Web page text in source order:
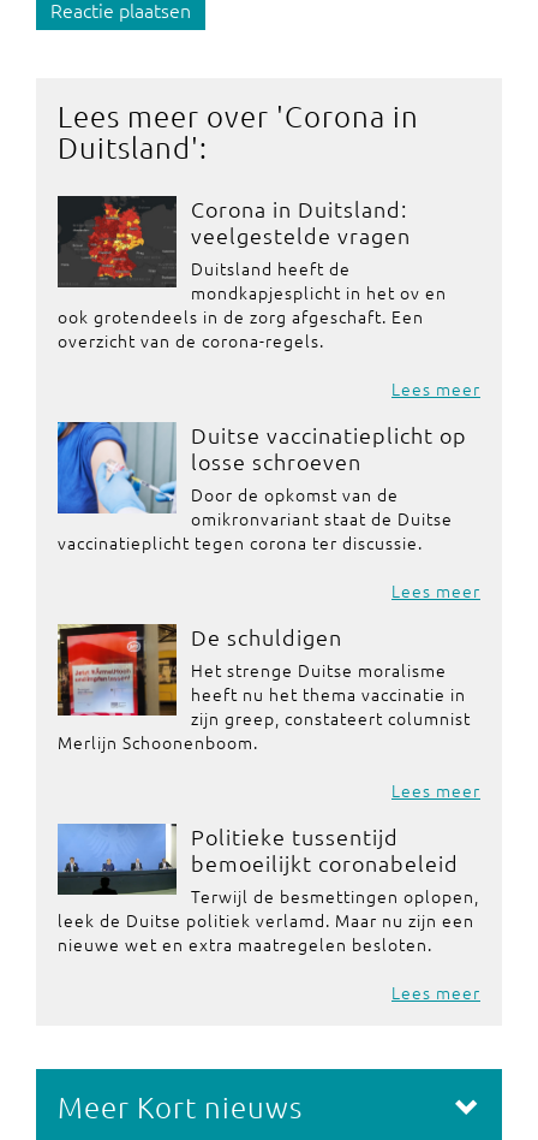
Reactie plaatsen
Lees meer over 'Corona in
Duitsland':
Corona in Duitsland:
veelgestelde vragen
Duitsland heeft de
mondkapjesplicht in het ov en
ook grotendeels in de zorg afgeschaft. Een
overzicht van de corona-regels.
Lees meer
Duitse vaccinatieplicht op
losse schroeven
Door de opkomst van de
omikronvariant staat de Duitse
vaccinatieplicht tegen corona ter discussie.
Lees meer
De schuldigen
Het strenge Duitse moralisme
heeft nu het thema vaccinatie in
zijn greep, constateert columnist
Merlijn Schoonenboom.
Lees meer
Politieke tussentijd
bemoeilijkt coronabeleid
Terwijl de besmettingen oplopen,
leek de Duitse politiek verlamd. Maar nu zijn een
nieuwe wet en extra maatregelen besloten.
Lees meer
Meer Kort nieuws